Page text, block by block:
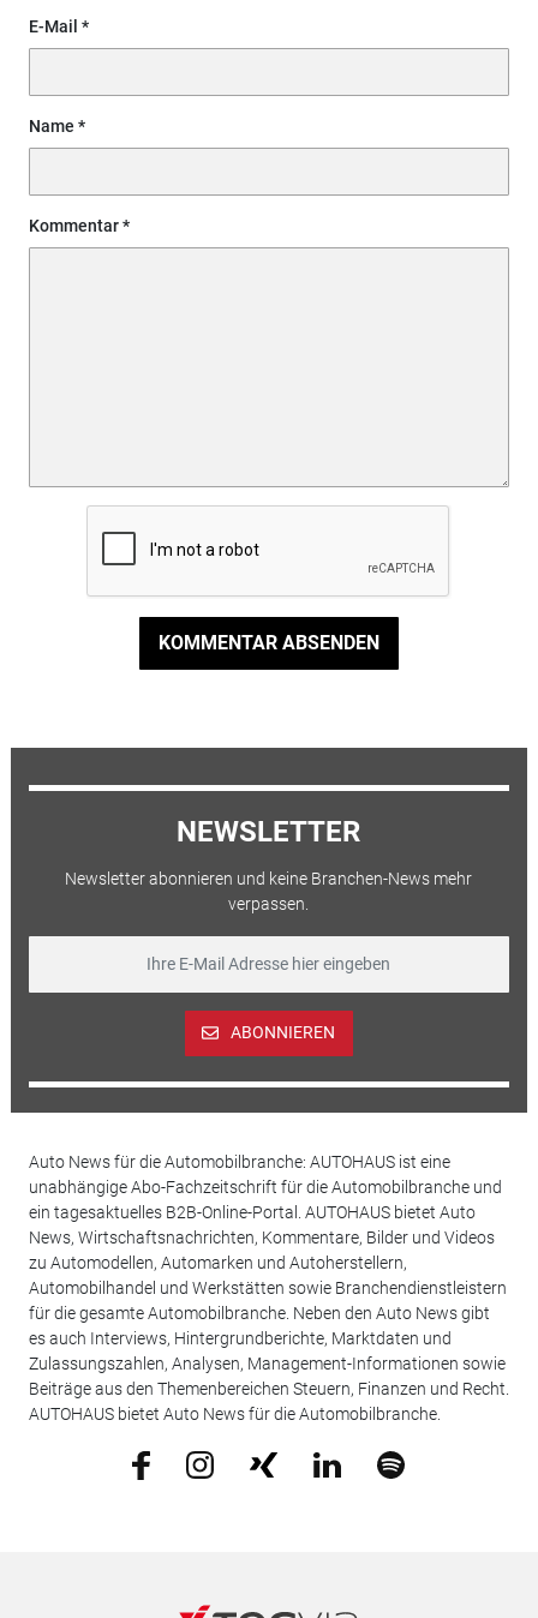
E-Mail
Name
Kommentar
KOMMENTAR ABSENDEN
NEWSLETTER
Newsletter abonnieren und keine Branchen-News mehr
verpassen.
ABONNIEREN
Auto News für die Automobilbranche: AUTOHAUS ist eine
unabhängige Abo-Fachzeitschrift für die Automobilbranche und
ein tagesaktuelles B2B-Online-Portal. AUTOHAUS bietet Auto
News, Wirtschaftsnachrichten, Kommentare, Bilder und Videos
zu Automodellen, Automarken und Autoherstellern,
Automobilhandel und Werkstätten sowie Branchendienstleistern
für die gesamte Automobilbranche. Neben den Auto News gibt
es auch Interviews, Hintergrundberichte, Marktdaten und
Zulassungszahlen, Analysen, Management-Informationen sowie
Beiträge aus den Themenbereichen Steuern, Finanzen und Recht.
AUTOHAUS bietet Auto News für die Automobilbranche.